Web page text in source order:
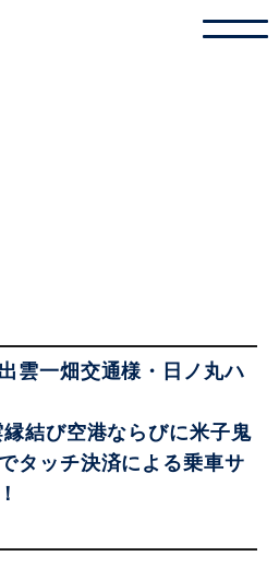
雲一畑交通様・日ノ丸ハ
結び空港ならびに米子鬼
タッチ決済による乗車サ